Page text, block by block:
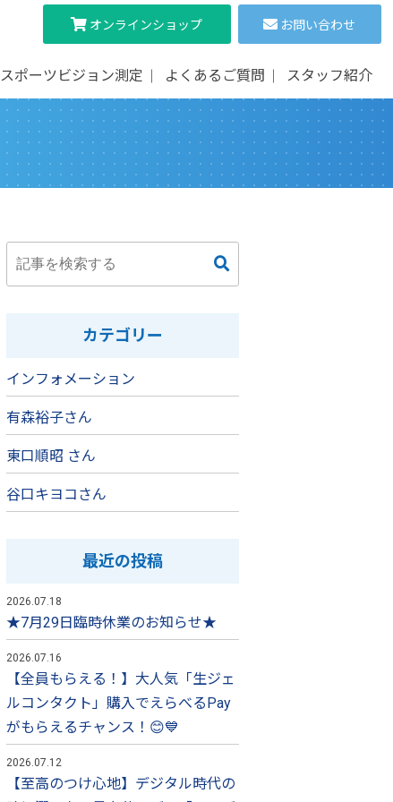
スポーツビジョン測定 よくあるご質問 スタッフ紹介
オンラインショップ お問い合わせ
カテゴリー
インフォメーション
有森裕子さん
東口順昭 さん
谷口キヨコさん
最近の投稿
2026.07.18
★7月29日臨時休業のお知らせ★
2026.07.16
【全員もらえる！】大人気「生ジェ
ルコンタクト」購入でえらべるPay
がもらえるチャンス！😊💙
2026.07.12
【至高のつけ心地】デジタル時代の